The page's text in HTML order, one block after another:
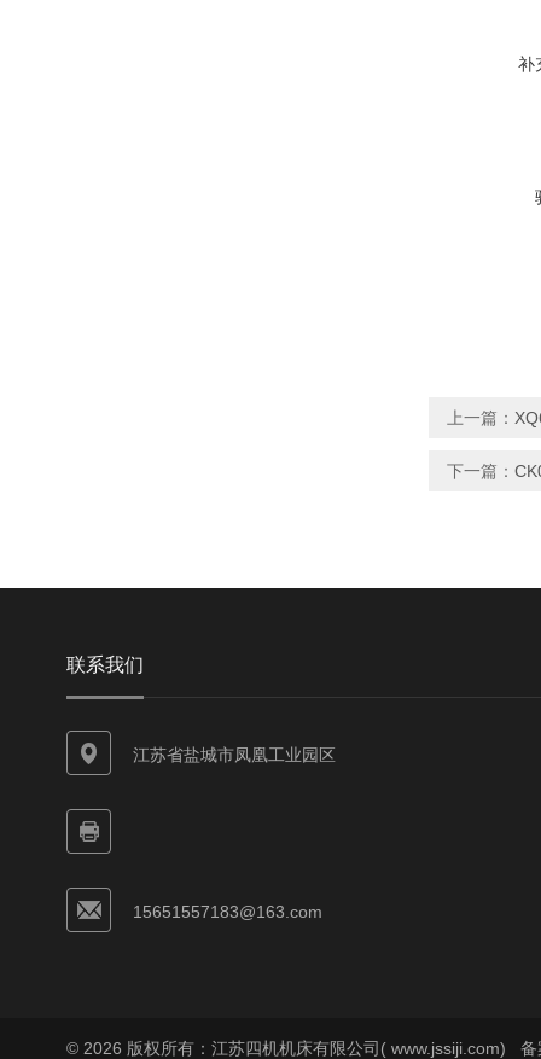
补
上一篇：
下一篇：
联系我们
江苏省盐城市凤凰工业园区
15651557183@163.com
© 2026 版权所有：江苏四机机床有限公司( www.jssiji.com) 备